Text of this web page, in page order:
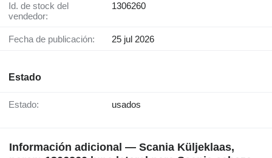
Id. de stock del
vendedor:
1306260
Fecha de publicación: 25 jul 2026
Estado
Estado: usados
Información adicional — Scania Küljeklaas,